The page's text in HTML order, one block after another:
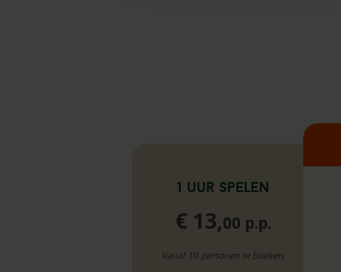
1 uur spelen
€ 13,00 p.p.
Vanaf 10 personen te boeken.